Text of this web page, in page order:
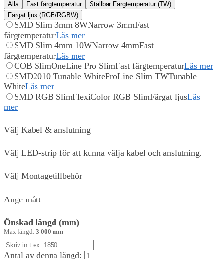
Alla Fast färgtemperatur
Ställbar Färgtemperatur (TW)
Färgat ljus (RGB/RGBW)
SMD Slim 3mm 8WNarrow 3mmFast
färgtemperaturLäs mer
SMD Slim 4mm 10WNarrow 4mmFast
färgtemperaturLäs mer
COB SlimOneLine Pro SlimFast färgtemperaturLäs mer
SMD2010 Tunable WhiteProLine Slim TWTunable
WhiteLäs mer
SMD RGB SlimFlexiColor RGB SlimFärgat ljusLäs
mer
Välj Kabel & anslutning
Välj LED-strip för att kunna välja kabel och anslutning.
Välj Montagetillbehör
Ange mått
Önskad längd (mm)
Max längd: 3 000 mm
Antal av denna längd: